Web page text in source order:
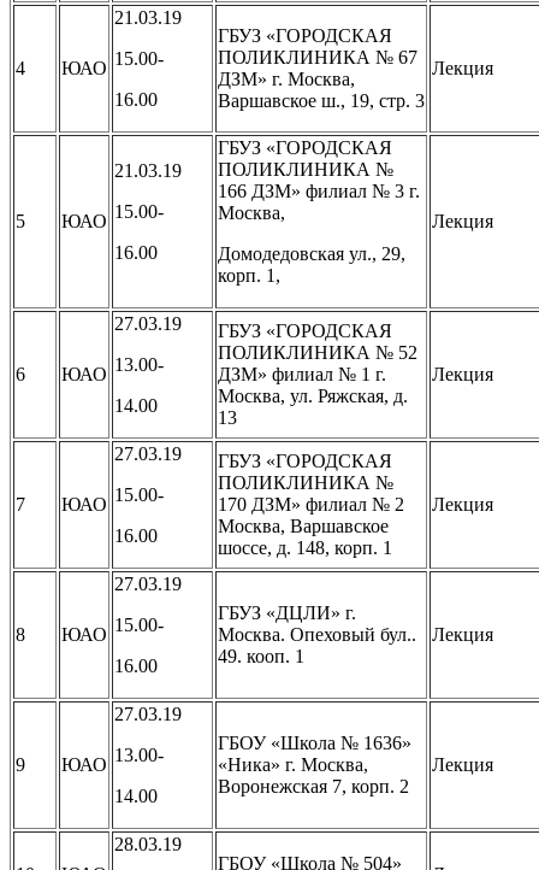
4 ЮАО
21.03.19
15.00-
16.00
ГБУЗ «ГОРОДСКАЯ
ПОЛИКЛИНИКА № 67
ДЗМ» г. Москва,
Варшавское ш., 19, стр. 3
Лекция
5 ЮАО
21.03.19
15.00-
16.00
ГБУЗ «ГОРОДСКАЯ
ПОЛИКЛИНИКА №
166 ДЗМ» филиал № 3 г.
Москва,
Домодедовская ул., 29,
корп. 1,
Лекция
6 ЮАО
27.03.19
13.00-
14.00
ГБУЗ «ГОРОДСКАЯ
ПОЛИКЛИНИКА № 52
ДЗМ» филиал № 1 г.
Москва, ул. Ряжская, д.
13
Лекция
7 ЮАО
27.03.19
15.00-
16.00
ГБУЗ «ГОРОДСКАЯ
ПОЛИКЛИНИКА №
170 ДЗМ» филиал № 2
Москва, Варшавское
шоссе, д. 148, корп. 1
Лекция
8 ЮАО
27.03.19
15.00-
16.00
ГБУЗ «ДЦЛИ» г.
Москва. Опеховый бул..
49. кооп. 1
Лекция
9 ЮАО
27.03.19
13.00-
14.00
ГБОУ «Школа № 1636»
«Ника» г. Москва,
Воронежская 7, корп. 2
Лекция
28.03.19
ГБОУ «Школа № 504»